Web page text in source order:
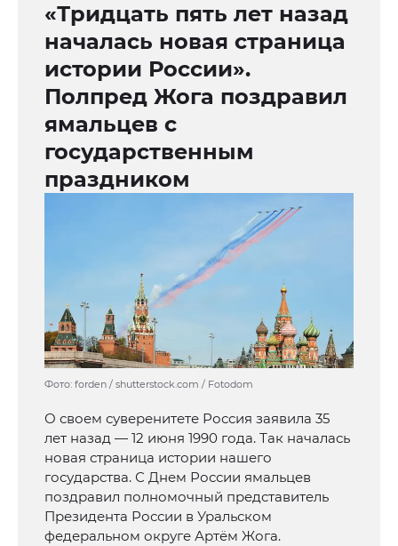
«Тридцать пять лет назад
началась новая страница
истории России».
Полпред Жога поздравил
ямальцев с
государственным
праздником
Фото: forden / shutterstock.com / Fotodom
О своем суверенитете Россия заявила 35
лет назад — 12 июня 1990 года. Так началась
новая страница истории нашего
государства. С Днем России ямальцев
поздравил полномочный представитель
Президента России в Уральском
федеральном округе Артём Жога.